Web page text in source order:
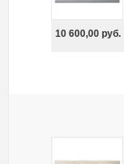
10 600,00руб.